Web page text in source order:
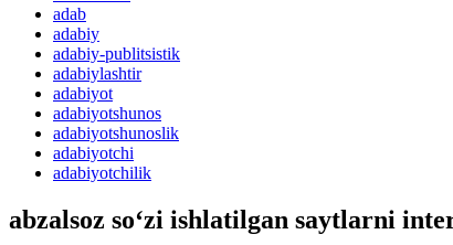
adab
adabiy
adabiy-publitsistik
adabiylashtir
adabiyot
adabiyotshunos
adabiyotshunoslik
adabiyotchi
adabiyotchilik
abzalsoz so‘zi ishlatilgan saytlarni